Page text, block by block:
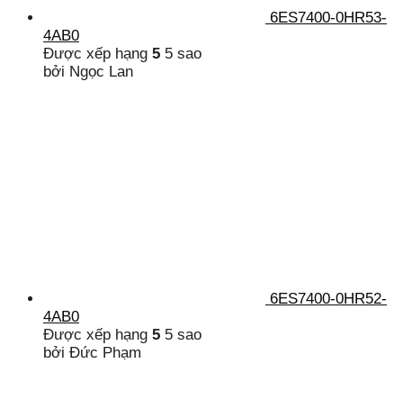
6ES7400-0HR53-
4AB0
Được xếp hạng 5 5 sao
bởi Ngọc Lan
6ES7400-0HR52-
4AB0
Được xếp hạng 5 5 sao
bởi Đức Phạm